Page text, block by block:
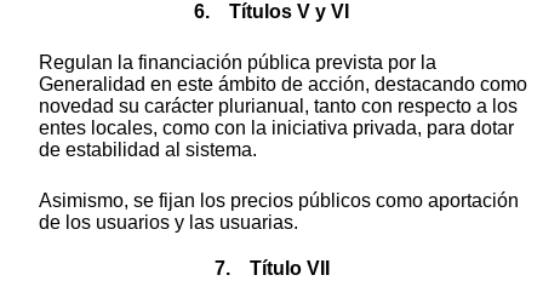
6. Títulos V y VI
Regulan la financiación pública prevista por la
Generalidad en este ámbito de acción, destacando como
novedad su carácter plurianual, tanto con respecto a los
entes locales, como con la iniciativa privada, para dotar
de estabilidad al sistema.
Asimismo, se fijan los precios públicos como aportación
de los usuarios y las usuarias.
7. Título VII